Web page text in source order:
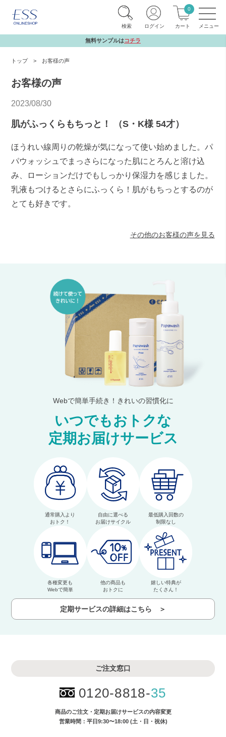
検索 ログイン カート
0
無料サンプルはコチラ
トップ お客様の声
お客様の声
肌がふっくらもちっと！ （S・K様 54才）
2023/08/30
ほうれい線周りの乾燥が気になって使い始めました。パ
パウォッシュでまっさらになった肌にとろんと溶け込
み、ローションだけでもしっかり保湿力を感じました。
乳液もつけるとさらにふっくら！肌がもちっとするのが
とても好きです。
その他のお客様の声を見る
Webで簡単手続き！きれいの習慣化に
いつでもおトクな
定期お届けサービス
通常購入より
おトク！
自由に選べる
お届けサイクル
最低購入回数の
制限なし
各種変更も
Webで簡単
他の商品も
おトクに
嬉しい特典が
たくさん！
定期サービスの詳細はこちら ＞
ご注文窓口
0120-8818-35
商品のご注文・ 定期お届けサービスの内容変更
営業時間：平日9:30〜18:00 (土・日・祝休)